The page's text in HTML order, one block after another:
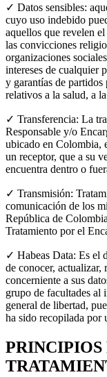
✓ Datos sensibles:
cuyo uso indebido
aquellos que revelen
las convicciones
organizaciones
intereses de cualquier
y garantías de
relativos a la salud, a
✓ Transferencia: La
Responsable y/o
ubicado en Colombia,
un receptor, que a su
encuentra dentro o
✓ Transmisión:
comunicación de los
República de
Tratamiento por el
✓ Habeas Data: Es el
de conocer,
concerniente a sus
grupo de facultades al
general de libertad,
ha sido recopilada por
PRINCIPIOS